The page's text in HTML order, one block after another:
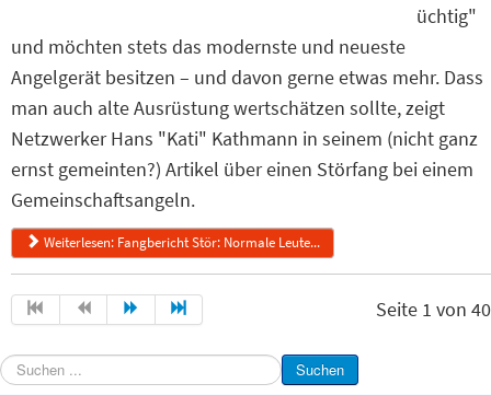
üchtig"
und möchten stets das modernste und neueste
Angelgerät besitzen – und davon gerne etwas mehr. Dass
man auch alte Ausrüstung wertschätzen sollte, zeigt
Netzwerker Hans "Kati" Kathmann in seinem (nicht ganz
ernst gemeinten?) Artikel über einen Störfang bei einem
Gemeinschaftsangeln.
Weiterlesen: Fangbericht Stör: Normale Leute...
Seite 1 von 40
Suchen
...
Suchen